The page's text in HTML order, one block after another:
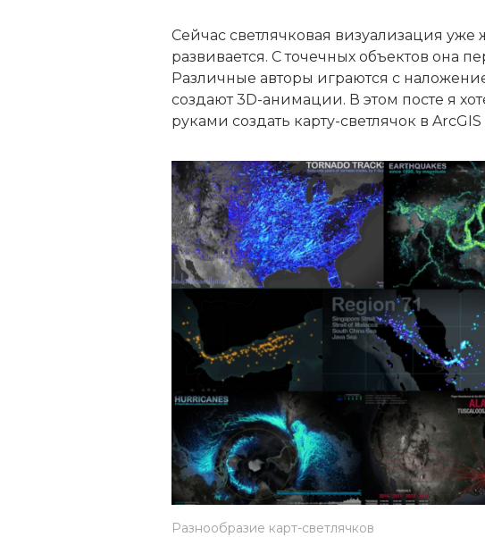
Сейчас светлячковая визуализация
развивается. С точечных объектов она
Различные авторы играются с
создают 3D-анимации. В этом посте я
руками создать карту-светлячок в
Разнообразие карт-светлячков